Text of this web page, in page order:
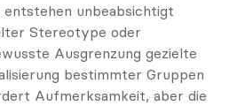
unbeabsichtigt
Stereotype oder
Ausgrenzung gezielte
bestimmter Gruppen
Aufmerksamkeit, aber die